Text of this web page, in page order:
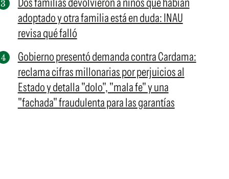
adoptado y otra familia está en duda: INAU
revisa qué falló
Gobierno presentó demanda contra Cardama:
reclama cifras millonarias por perjuicios al
Estado y detalla "dolo", "mala fe" y una
"fachada" fraudulenta para las garantías